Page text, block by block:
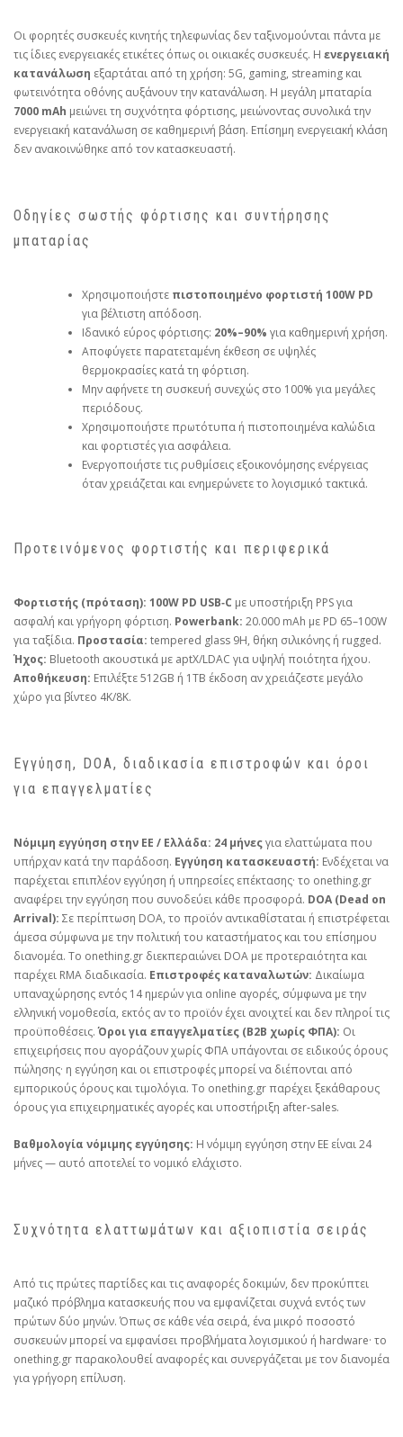
Οι φορητές συσκευές κινητής τηλεφωνίας δεν ταξινομούνται πάντα με
τις ίδιες ενεργειακές ετικέτες όπως οι οικιακές συσκευές. Η ενεργειακή
κατανάλωση εξαρτάται από τη χρήση: 5G, gaming, streaming και
φωτεινότητα οθόνης αυξάνουν την κατανάλωση. Η μεγάλη μπαταρία
7000 mAh μειώνει τη συχνότητα φόρτισης, μειώνοντας συνολικά την
ενεργειακή κατανάλωση σε καθημερινή βάση. Επίσημη ενεργειακή κλάση
δεν ανακοινώθηκε από τον κατασκευαστή.
Οδηγίες σωστής φόρτισης και συντήρησης
μπαταρίας
Χρησιμοποιήστε πιστοποιημένο φορτιστή 100W PD
για βέλτιστη απόδοση.
Ιδανικό εύρος φόρτισης: 20%–90% για καθημερινή χρήση.
Αποφύγετε παρατεταμένη έκθεση σε υψηλές
θερμοκρασίες κατά τη φόρτιση.
Μην αφήνετε τη συσκευή συνεχώς στο 100% για μεγάλες
περιόδους.
Χρησιμοποιήστε πρωτότυπα ή πιστοποιημένα καλώδια
και φορτιστές για ασφάλεια.
Ενεργοποιήστε τις ρυθμίσεις εξοικονόμησης ενέργειας
όταν χρειάζεται και ενημερώνετε το λογισμικό τακτικά.
Προτεινόμενος φορτιστής και περιφερικά
Φορτιστής (πρόταση): 100W PD USB‑C με υποστήριξη PPS για
ασφαλή και γρήγορη φόρτιση. Powerbank: 20.000 mAh με PD 65–100W
για ταξίδια. Προστασία: tempered glass 9H, θήκη σιλικόνης ή rugged.
Ήχος: Bluetooth ακουστικά με aptX/LDAC για υψηλή ποιότητα ήχου.
Αποθήκευση: Επιλέξτε 512GB ή 1TB έκδοση αν χρειάζεστε μεγάλο
χώρο για βίντεο 4K/8K.
Εγγύηση, DOA, διαδικασία επιστροφών και όροι
για επαγγελματίες
Νόμιμη εγγύηση στην ΕΕ / Ελλάδα: 24 μήνεςγια ελαττώματα που
υπήρχαν κατά την παράδοση. Εγγύηση κατασκευαστή: Ενδέχεται να
παρέχεται επιπλέον εγγύηση ή υπηρεσίες επέκτασης· το onething.gr
αναφέρει την εγγύηση που συνοδεύει κάθε προσφορά. DOA (Dead on
Arrival): Σε περίπτωση DOA, το προϊόν αντικαθίσταται ή επιστρέφεται
άμεσα σύμφωνα με την πολιτική του καταστήματος και του επίσημου
διανομέα. Το onething.gr διεκπεραιώνει DOA με προτεραιότητα και
παρέχει RMA διαδικασία. Επιστροφές καταναλωτών: Δικαίωμα
υπαναχώρησης εντός 14 ημερών για online αγορές, σύμφωνα με την
ελληνική νομοθεσία, εκτός αν το προϊόν έχει ανοιχτεί και δεν πληροί τις
προϋποθέσεις.Όροι για επαγγελματίες (B2B χωρίς ΦΠΑ): Οι
επιχειρήσεις που αγοράζουν χωρίς ΦΠΑ υπάγονται σε ειδικούς όρους
πώλησης· η εγγύηση και οι επιστροφές μπορεί να διέπονται από
εμπορικούς όρους και τιμολόγια. Το onething.gr παρέχει ξεκάθαρους
όρους για επιχειρηματικές αγορές και υποστήριξη after‑sales.
Βαθμολογία νόμιμης εγγύησης: Η νόμιμη εγγύηση στην ΕΕ είναι 24
μήνες — αυτό αποτελεί το νομικό ελάχιστο.
Συχνότητα ελαττωμάτων και αξιοπιστία σειράς
Από τις πρώτες παρτίδες και τις αναφορές δοκιμών, δεν προκύπτει
μαζικό πρόβλημα κατασκευής που να εμφανίζεται συχνά εντός των
πρώτων δύο μηνών. Όπως σε κάθε νέα σειρά, ένα μικρό ποσοστό
συσκευών μπορεί να εμφανίσει προβλήματα λογισμικού ή hardware· το
onething.gr παρακολουθεί αναφορές και συνεργάζεται με τον διανομέα
για γρήγορη επίλυση.